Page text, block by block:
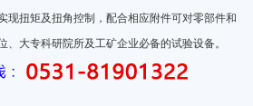
现扭矩及扭角控制，配合相应附件可对零部件和
、大专科研院所及工矿企业必备的试验设备。